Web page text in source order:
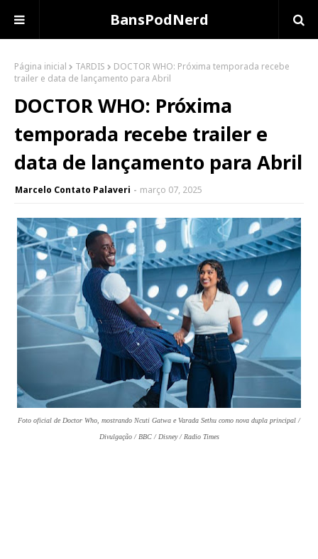
BansPodNerd
Página inicial TARDIS
DOCTOR WHO: Próxima temporada recebe
trailer e data de lançamento para Abril
DOCTOR WHO: Próxima
temporada recebe trailer e
data de lançamento para Abril
Marcelo Contato Palaveri março 07, 2025
Foto oficial de Doctor Who, mostrando Ncuti Gatwa e Varada Sethu como nova dupla principal /
Divulgação / BBC / Disney / Radio Times